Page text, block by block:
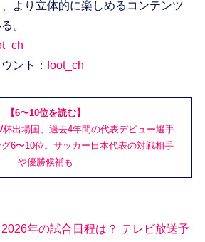
より立体的に楽しめるコンテンツ
。
ント： foot_ch
【6〜10位を読む】
出場国、過去4年間の代表デビュー選手
6〜10位。サッカー日本代表の対戦相手
や優勝候補も
年の試合日程は？ テレビ放送予